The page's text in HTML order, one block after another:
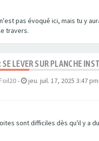
pas évoqué ici, mais tu y
travers.
SE LEVER SUR PLANCHE
Foil20- jeu. juil. 17, 2025 3:47 pm
sont difficiles dès qu'il y a